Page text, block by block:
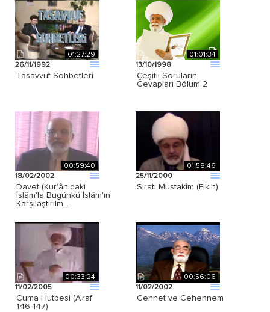
01:27:29
26/11/1992
Tasavvuf Sohbetleri
01:01:34
13/10/1998
Çeşitli Soruların
Cevapları Bölüm 2
00:59:40
18/02/2002
Davet (Kur'ân'daki
İslâm'la Bugünkü İslâm'ın
Karşılaştırılm…
01:58:46
25/11/2000
Sıratı Mustakîm (Fıkıh)
00:33:24
11/02/2005
Cuma Hutbesi (A’raf
146-147)
00:56:06
11/02/2002
Cennet ve Cehennem